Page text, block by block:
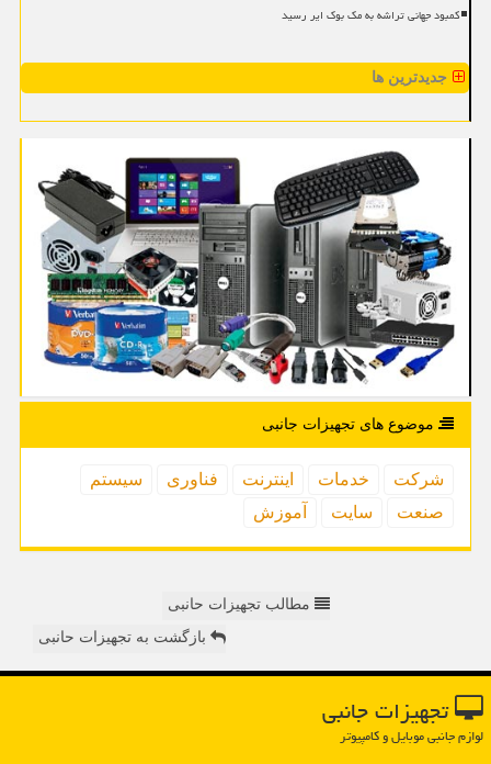
کمبود جهانی تراشه به مک بوک ایر رسید
جدیدترین ها
موضوع های تجهیزات جانبی
شركت خدمات اینترنت فناوری
سیستم
صنعت
سایت آموزش
مطالب تجهیزات حانبی
بازگشت به تجهیزات حانبی
تجهیزات جانبی
لوازم جانبی موبایل و کامپیوتر